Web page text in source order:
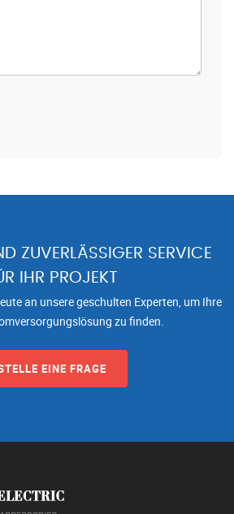
ZUVERLÄSSIGER SERVICE
IHR PROJEKT
an unsere geschulten Experten, um Ihre
zu finden.
EINE FRAGE